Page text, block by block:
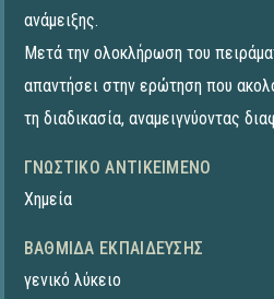
ανάμειξης.
Μετά την ολοκλήρωση του
απαντήσει στην ερώτηση που
τη διαδικασία, αναμειγνύοντας
ΓΝΩΣΤΙΚΌ ΑΝΤΙΚΕΊΜΕΝΟ
Χημεία
ΒΑΘΜΊΔΑ ΕΚΠΑΊΔΕΥΣΗΣ
γενικό λύκειο